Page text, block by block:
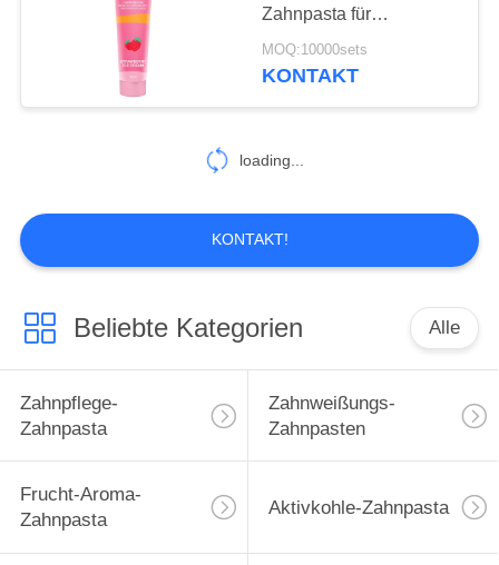
Zahnpflege-
25
Zahnpflege-
Zahnbürsten
88
Zahnpasta für
Erwachsene
MOQ:10000sets
KONTAKT
loading...
KONTAKT!
Beliebte Kategorien Alle
Zahnpflege-
Zahnpasta
Zahnweißungs-
Zahnpasten
Frucht-Aroma-
Zahnpasta
Aktivkohle-Zahnpasta